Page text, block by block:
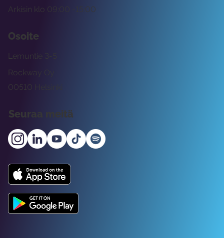
Arkisin klo 09:00 -15:00
Osoite
Rockway Oy
Lemuntie 3-5
00510 Helsinki
Seuraa meitä